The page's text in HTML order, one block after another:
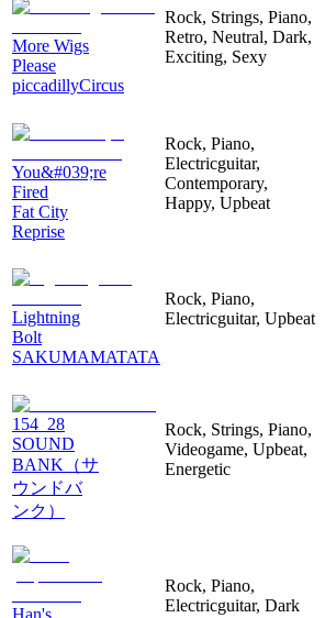
More Wigs
Please
piccadillyCircus
Rock, Strings, Piano,
Retro, Neutral, Dark,
Exciting, Sexy
You&#039;re
Fired
Fat City
Reprise
Rock, Piano,
Electricguitar,
Contemporary,
Happy, Upbeat
Lightning
Bolt
SAKUMAMATATA
Rock, Piano,
Electricguitar, Upbeat
154_28
SOUND
BANK（サ
ウンドバ
ンク）
Rock, Strings, Piano,
Videogame, Upbeat,
Energetic
Han's
Rock, Piano,
Electricguitar, Dark